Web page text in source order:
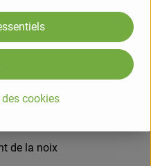
de la noix
cookies